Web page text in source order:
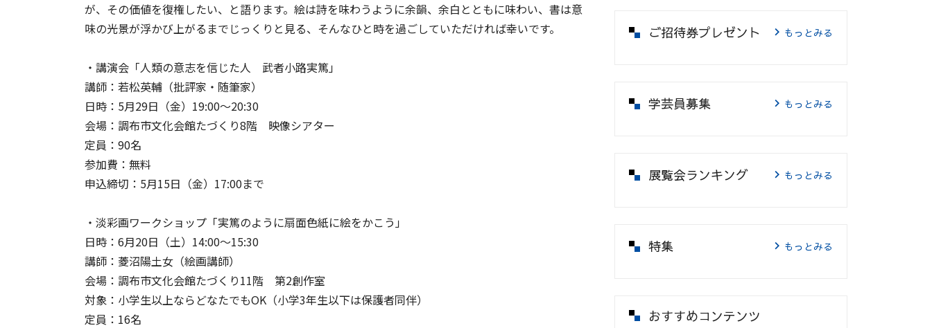
が、その価値を復権したい、と語ります。絵は詩を味わうように余韻、余白とともに味わい、書は意
味の光景が浮かび上がるまでじっくりと見る、そんなひと時を過ごしていただければ幸いです。
・講演会「人類の意志を信じた人 武者小路実篤」
講師：若松英輔（批評家・随筆家）
日時：5月29日（金）19:00〜20:30
会場：調布市文化会館たづくり8階 映像シアター
定員：90名
参加費：無料
申込締切：5月15日（金）17:00まで
・淡彩画ワークショップ「実篤のように扇面色紙に絵をかこう」
日時：6月20日（土）14:00〜15:30
講師：菱沼陽土女（絵画講師）
会場：調布市文化会館たづくり11階 第2創作室
対象：小学生以上ならどなたでもOK（小学3年生以下は保護者同伴）
定員：16名
ご招待券プレゼント もっとみる
学芸員募集 もっとみる
展覧会ランキング もっとみる
特集 もっとみる
おすすめコンテンツ